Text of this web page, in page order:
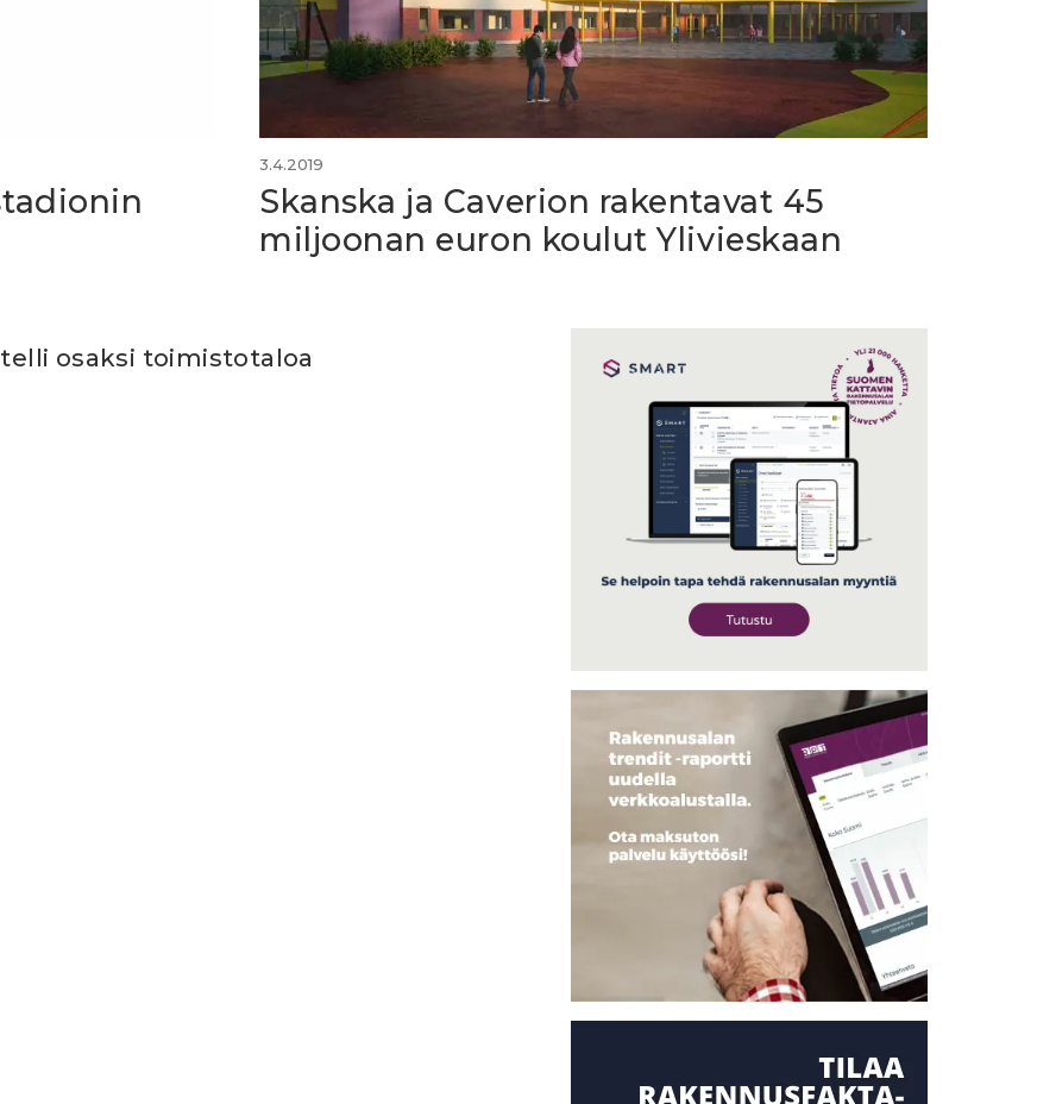
3.4.2019
Skanska ja Caverion rakentavat 45
miljoonan euron koulut Ylivieskaan
osaksi toimistotaloa